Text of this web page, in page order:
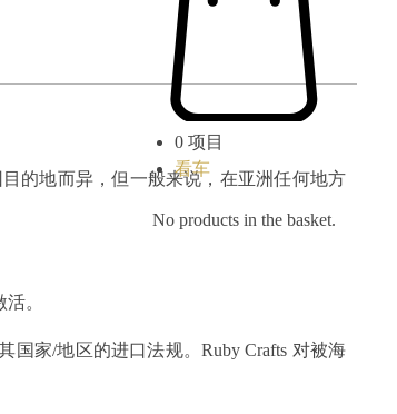
0项目
看车
No products in the basket.
的地而异，但一般来说，在亚洲任何地方
。
家/地区的进口法规。Ruby Crafts 对被海